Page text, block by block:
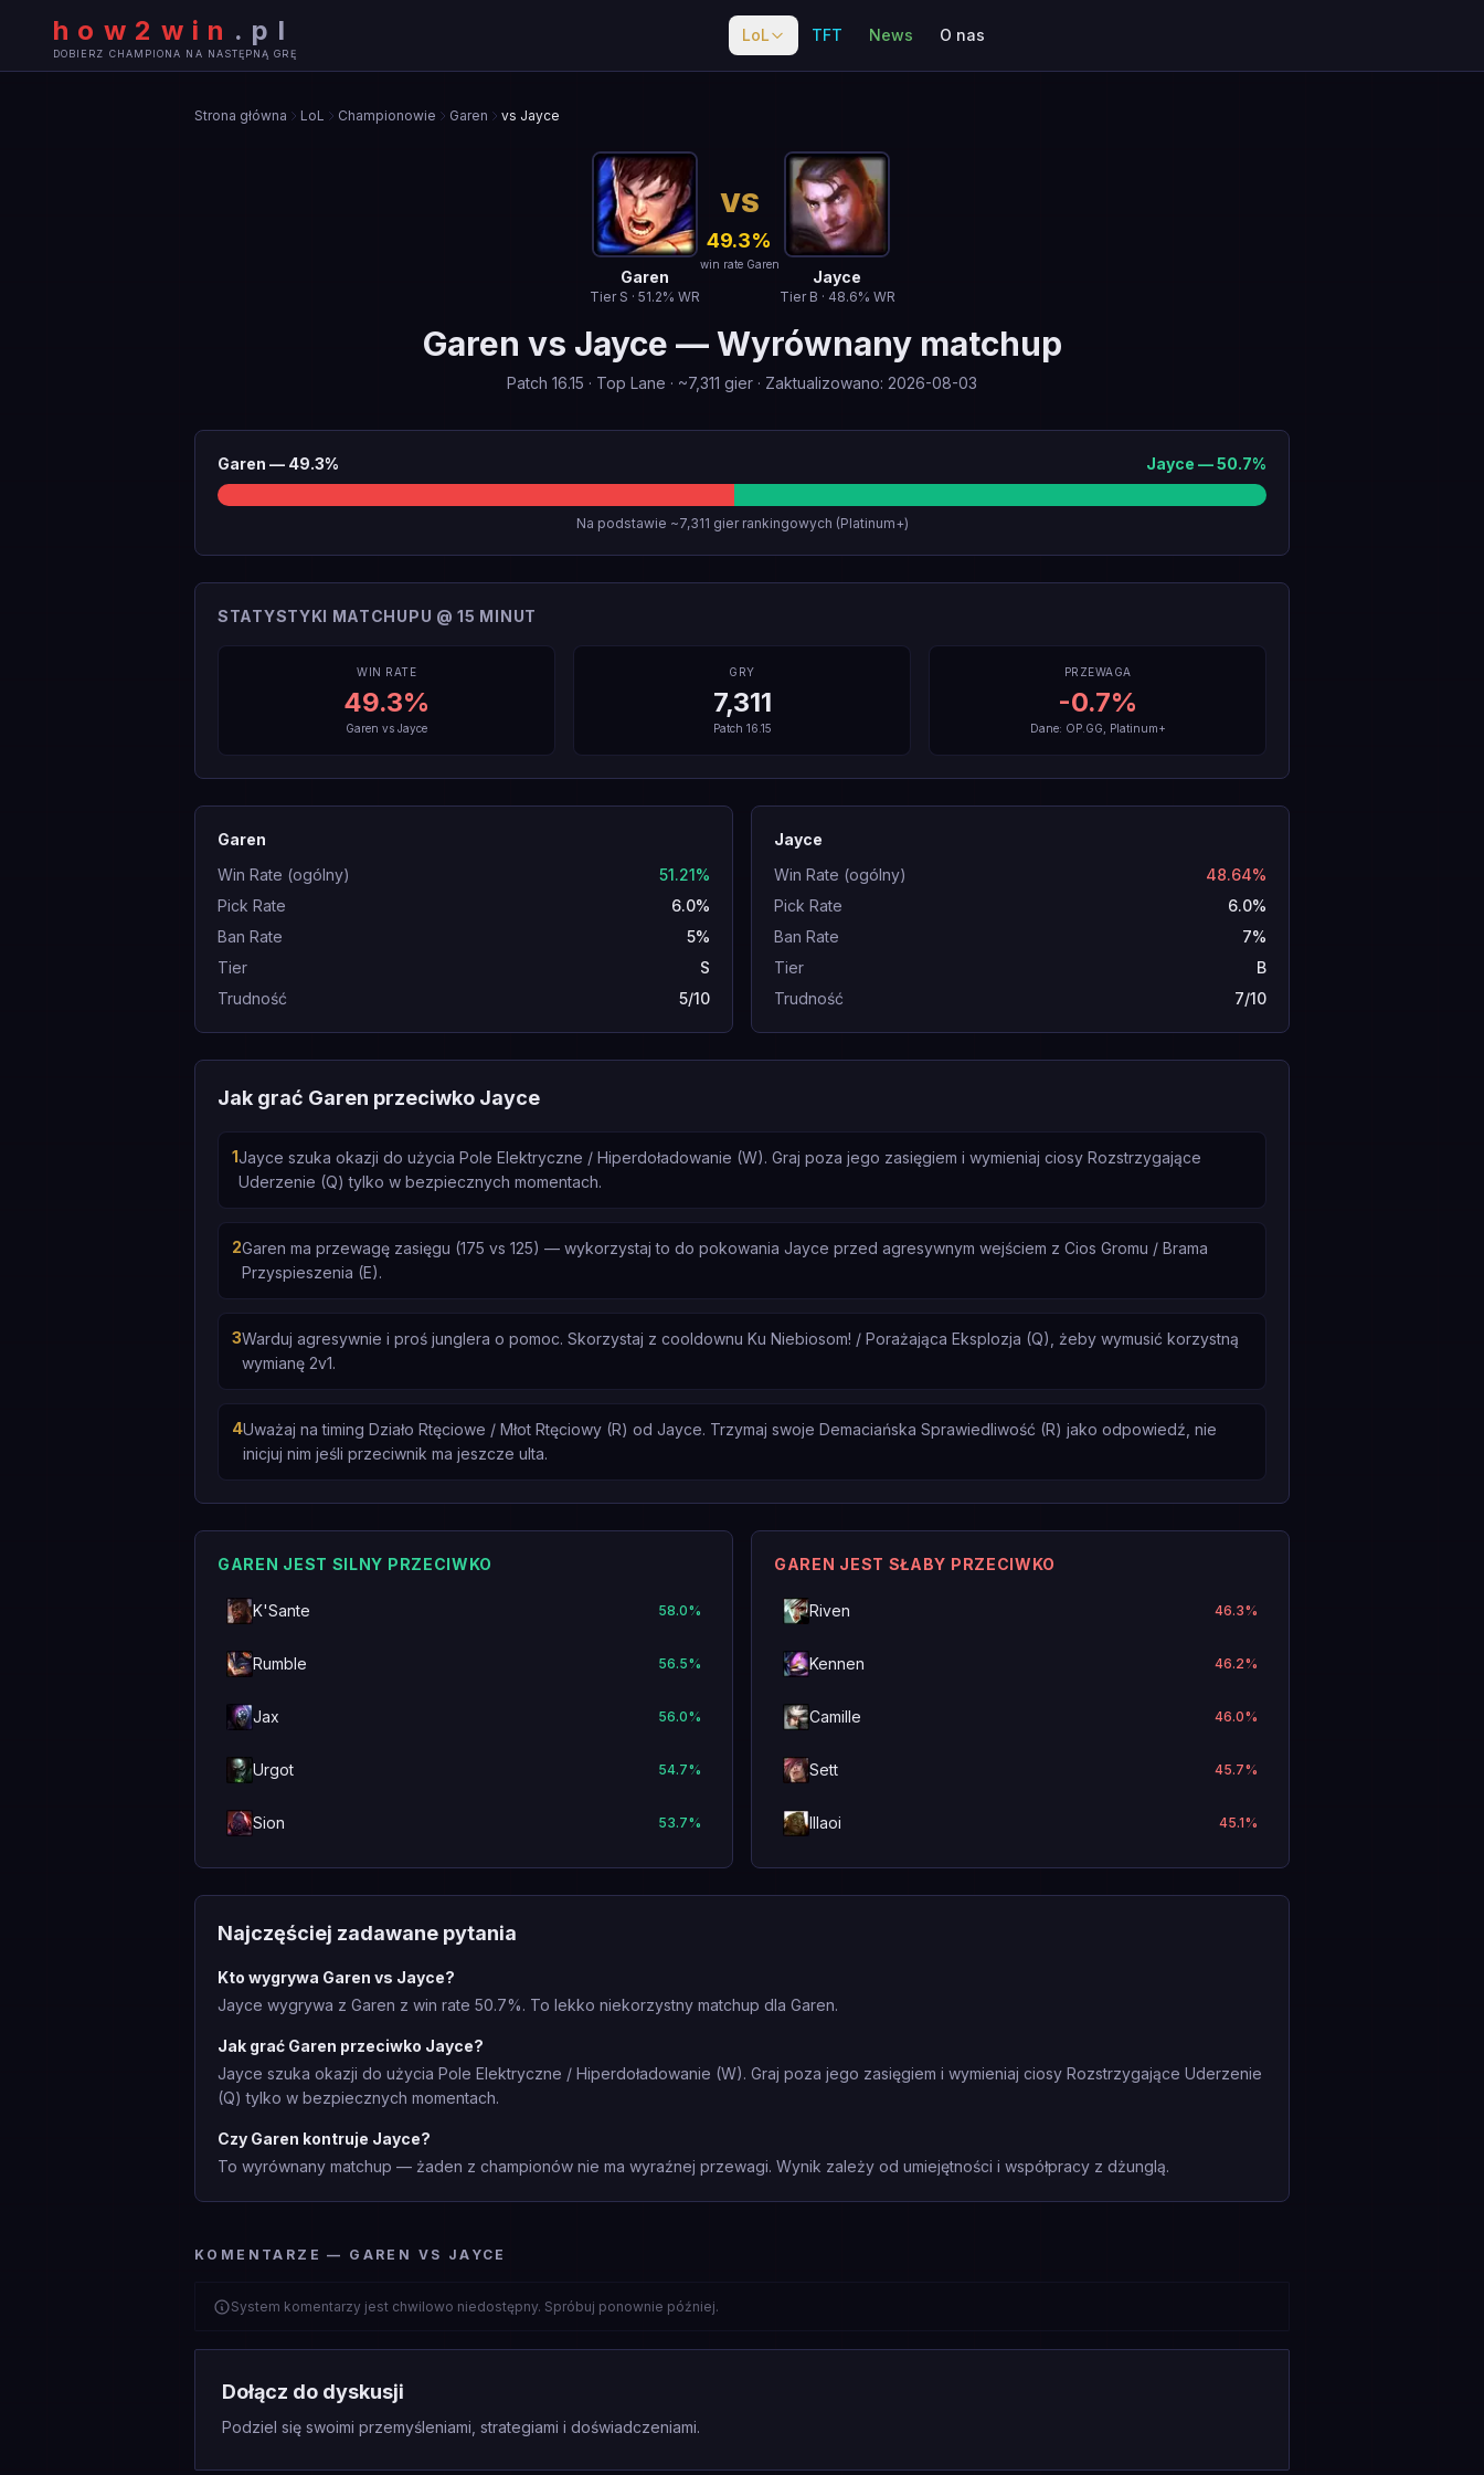
how2win . pl
DOBIERZ CHAMPIONA NA NASTĘPNĄ GRĘ
LoL TFT News O nas
Strona główna LoL Championowie Garen vs Jayce
Garen
Tier S · 51.2% WR
VS
49.3%
win rate Garen
Jayce
Tier B · 48.6% WR
Garen vs Jayce —Wyrównany matchup
Patch 16.15 · Top Lane · ~7,311 gier · Zaktualizowano: 2026-08-03
Garen — 49.3% Jayce —50.7%
Na podstawie ~7,311 gier rankingowych (Platinum+)
STATYSTYKI MATCHUPU @ 15 MINUT
WIN RATE
49.3%
Garen vs Jayce
GRY
7,311
Patch 16.15
PRZEWAGA
-0.7%
Dane: OP.GG, Platinum+
Garen
Win Rate (ogólny)
51.21%
Pick Rate
6.0%
Ban Rate
5%
Tier
S
Trudność
5/10
Jayce
Win Rate (ogólny)
48.64%
Pick Rate
6.0%
Ban Rate
7%
Tier
B
Trudność
7/10
Jak grać Garen przeciwko Jayce
1Jayce szuka okazji do użycia Pole Elektryczne / Hiperdoładowanie (W). Graj poza jego zasięgiem i wymieniaj ciosy Rozstrzygające
Uderzenie (Q) tylko w bezpiecznych momentach.
2Garen ma przewagę zasięgu (175 vs 125) — wykorzystaj to do pokowania Jayce przed agresywnym wejściem z Cios Gromu / Brama
Przyspieszenia (E).
3Warduj agresywnie i proś junglera o pomoc. Skorzystaj z cooldownu Ku Niebiosom! / Porażająca Eksplozja (Q), żeby wymusić korzystną
wymianę 2v1.
4Uważaj na timing Działo Rtęciowe / Młot Rtęciowy (R) od Jayce. Trzymaj swoje Demaciańska Sprawiedliwość (R) jako odpowiedź, nie
inicjuj nim jeśli przeciwnik ma jeszcze ulta.
GAREN JEST SILNY PRZECIWKO
K'Sante 58.0%
Rumble 56.5%
Jax 56.0%
Urgot 54.7%
Sion 53.7%
GAREN JEST SŁABY PRZECIWKO
Riven 46.3%
Kennen 46.2%
Camille 46.0%
Sett 45.7%
Illaoi 45.1%
Najczęściej zadawane pytania
Kto wygrywa Garen vs Jayce?
Jayce wygrywa z Garen z win rate 50.7%. To lekko niekorzystny matchup dla Garen.
Jak grać Garen przeciwko Jayce?
Jayce szuka okazji do użycia Pole Elektryczne / Hiperdoładowanie (W). Graj poza jego zasięgiem i wymieniaj ciosy Rozstrzygające Uderzenie
(Q) tylko w bezpiecznych momentach.
Czy Garen kontruje Jayce?
To wyrównany matchup — żaden z championów nie ma wyraźnej przewagi. Wynik zależy od umiejętności i współpracy z dżunglą.
KOMENTARZE — GAREN VS JAYCE
System komentarzy jest chwilowo niedostępny. Spróbuj ponownie później.
Dołącz do dyskusji
Podziel się swoimi przemyśleniami, strategiami i doświadczeniami.